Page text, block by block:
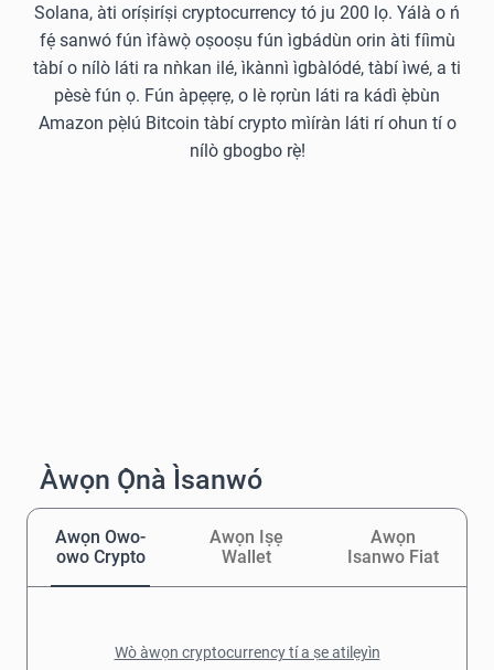
Solana, àti oríṣiríṣi cryptocurrency tó ju 200 lọ. Yálà o ń
fẹ́ sanwó fún ìfàwọ̀ oṣooṣu fún ìgbádùn orin àti fíìmù
tàbí o nílò láti ra nǹkan ilé, ìkànnì ìgbàlódé, tàbí ìwé, a ti
pèsè fún ọ. Fún àpẹẹrẹ, o lè rọrùn láti ra kádì ẹ̀bùn
Amazon pẹ̀lú Bitcoin tàbí crypto mìíràn láti rí ohun tí o
nílò gbogbo rẹ̀!
Àwọn Ọ̀nà Ìsanwó
Awọn Owo-
owo Crypto
Awọn Iṣẹ
Wallet
Awọn
Isanwo Fiat
Wò àwọn cryptocurrency tí a ṣe atilẹyìn